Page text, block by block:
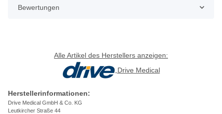
Bewertungen
Alle Artikel des Herstellers anzeigen:
Drive Medical
Herstellerinformationen:
Drive Medical GmbH & Co. KG
Leutkircher Straße 44